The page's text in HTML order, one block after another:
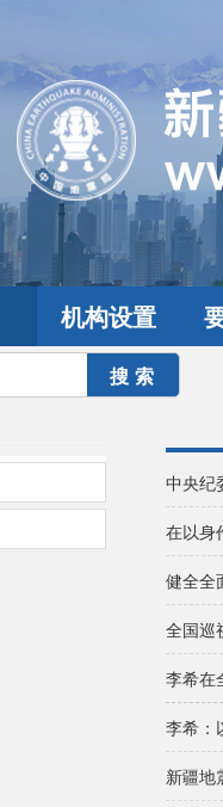
机构设置
中央纪
在以身
健全全
全国巡
李希：
新疆地